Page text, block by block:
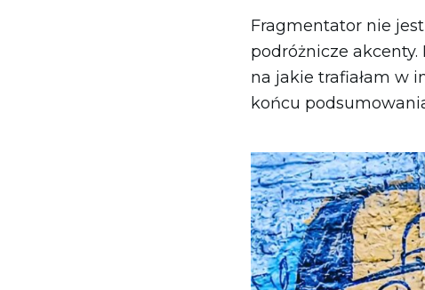
Fragmentator nie
podróżnicze
na jakie trafiałam w
końcu